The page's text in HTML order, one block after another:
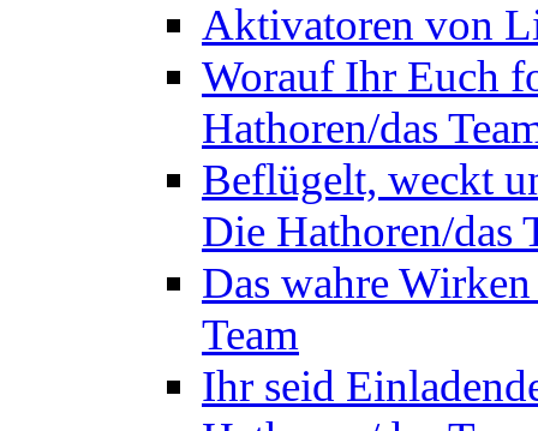
Aktivatoren von
Worauf Ihr Euch
Hathoren/das
Beflügelt, weckt
Die Hathoren/das
Das wahre
Team
Ihr seid